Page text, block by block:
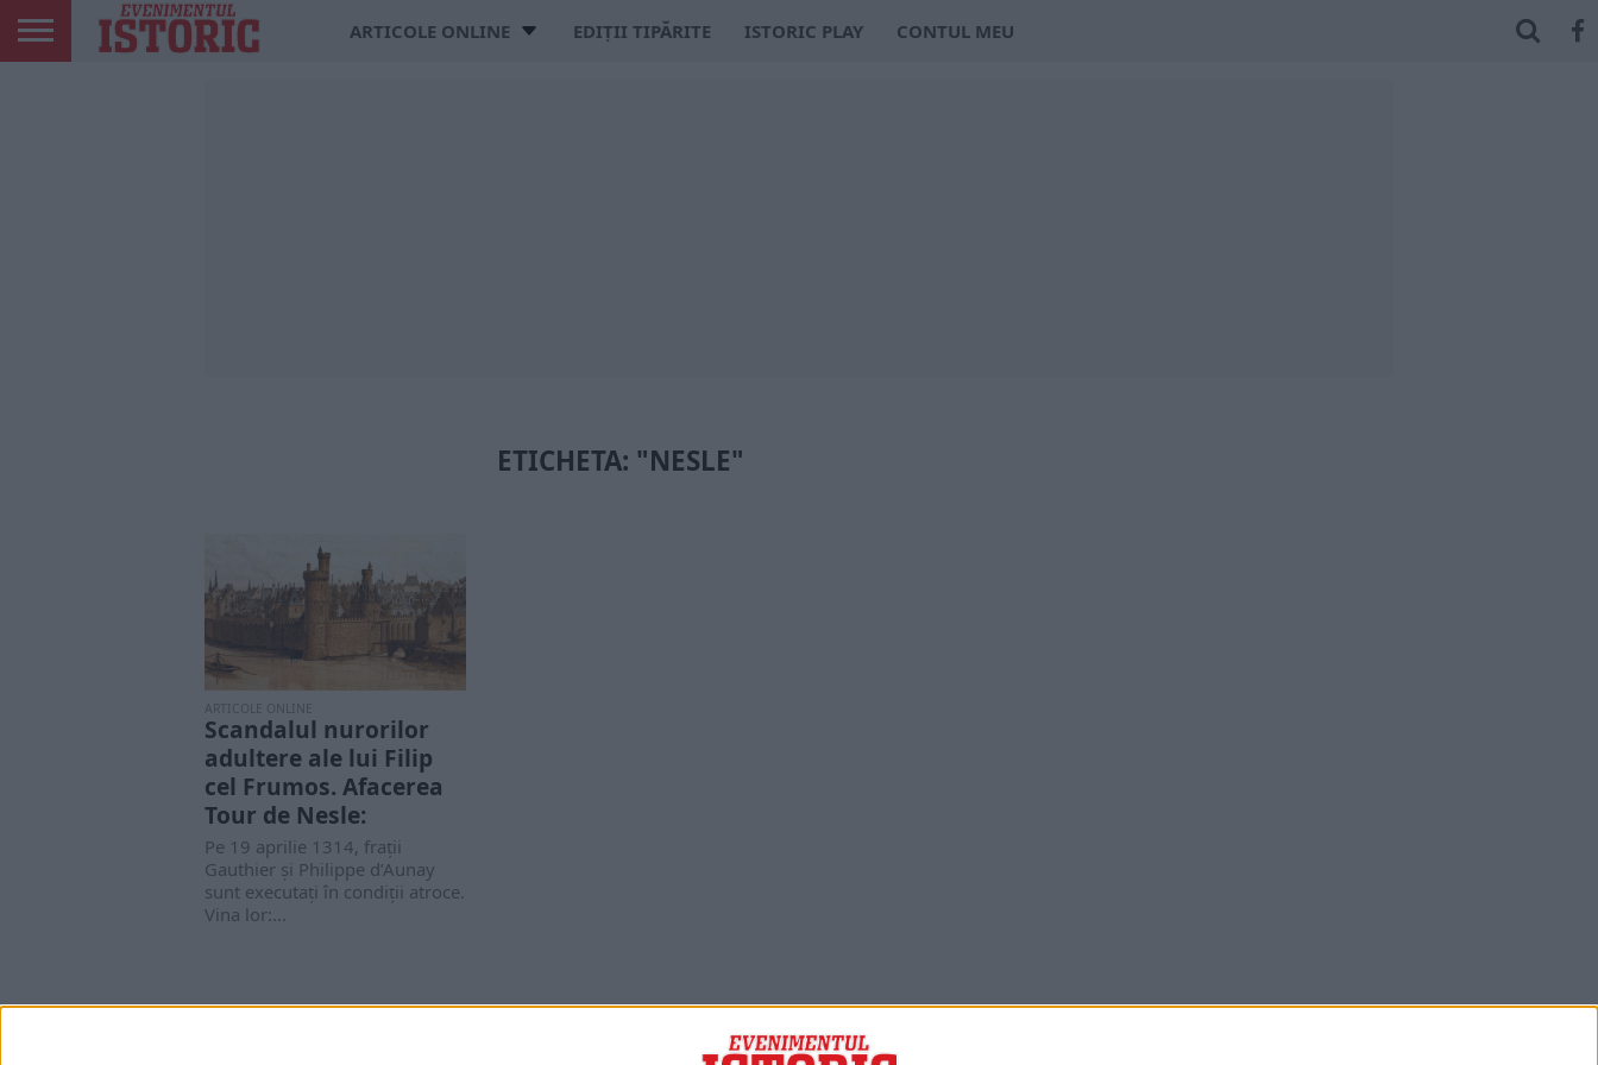
ARTICOLE ONLINE EDIȚII TIPĂRITE ISTORIC PLAY CONTUL MEU
ETICHETA: "NESLE"
ARTICOLE ONLINE
Scandalul nurorilor
adultere ale lui Filip
cel Frumos. Afacerea
Tour de Nesle:
Pe 19 aprilie 1314, frații
Gauthier și Philippe d’Aunay
sunt executați în condiții atroce.
Vina lor:...